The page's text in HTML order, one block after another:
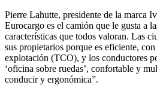
Pierre Lahutte, presidente de la marca
Eurocargo es el camión que le gusta a
características que todos valoran. Las
sus propietarios porque es eficiente,
explotación (TCO), y los conductores
‘oficina sobre ruedas’, confortable y
conducir y ergonómica”.